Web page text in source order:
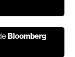
Bloomberg